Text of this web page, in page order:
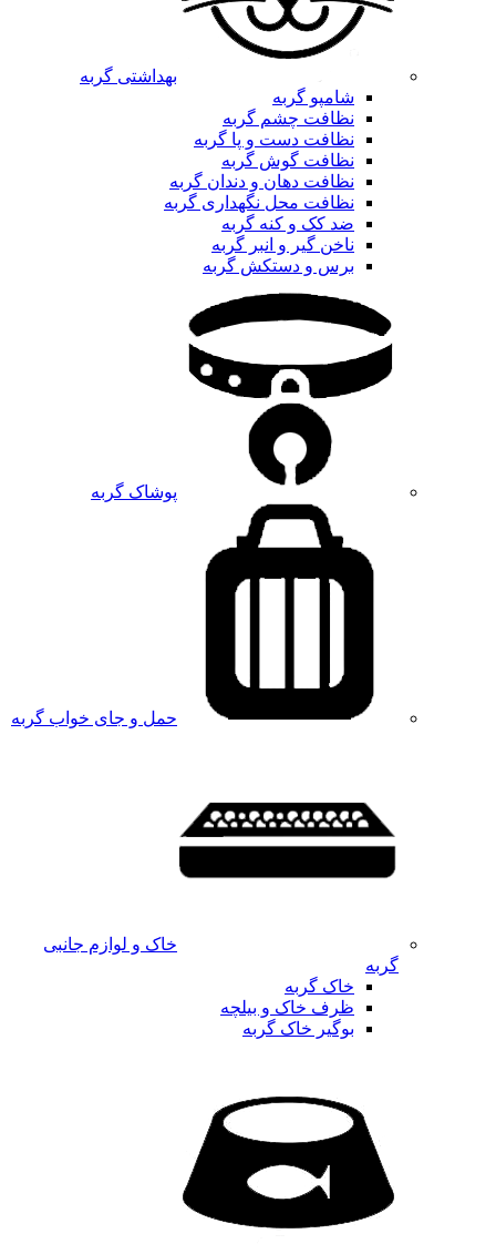
بهداشتی گربه
شامپو گربه
نظافت چشم گربه
نظافت دست و پا گربه
نظافت گوش گربه
نظافت دهان و دندان گربه
نظافت محل نگهداری گربه
ضد کک و کنه گربه
ناخن گیر و انبر گربه
برس و دستکش گربه
پوشاک گربه
حمل و جای خواب گربه
خاک و لوازم جانبی
گربه
خاک گربه
ظرف خاک و بیلچه
بوگیر خاک گربه